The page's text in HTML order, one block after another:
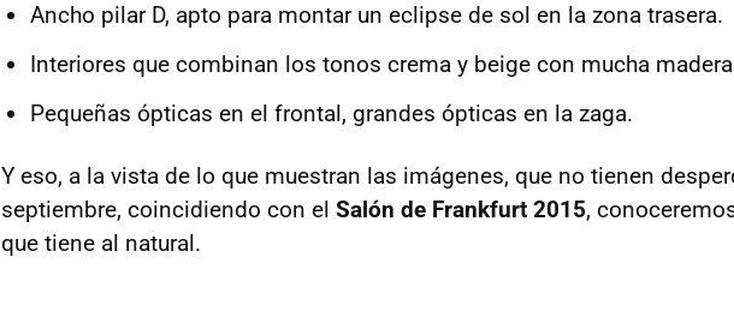
Ancho pilar D, apto para montar un eclipse de sol en la zona trasera.
Interiores que combinan los tonos crema y beige con mucha
Pequeñas ópticas en el frontal, grandes ópticas en la zaga.
Y eso, a la vista de lo que muestran las imágenes, que no tienen
septiembre, coincidiendo con el Salón de Frankfurt 2015,
que tiene al natural.